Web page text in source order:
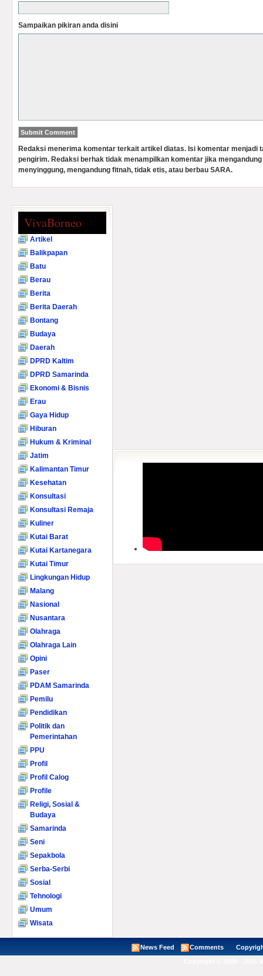
Sampaikan pikiran anda disini
Redaksi menerima komentar terkait artikel diatas. Isi komentar menjadi
pengirim. Redaksi berhak tidak menampilkan komentar jika
menyinggung, mengandung fitnah, tidak etis, atau berbau SARA.
VivaBorneo
Artikel
Balikpapan
Batu
Berau
Berita
Berita Daerah
Bontang
Budaya
Daerah
DPRD Kaltim
DPRD Samarinda
Ekonomi & Bisnis
Erau
Gaya Hidup
Hiburan
Hukum & Kriminal
Jatim
Kalimantan Timur
Kesehatan
Konsultasi
Konsultasi Remaja
Kuliner
Kutai Barat
Kutai Kartanegara
Kutai Timur
Lingkungan Hidup
Malang
Nasional
Nusantara
Olahraga
Olahraga Lain
Opini
Paser
PDAM Samarinda
Pemilu
Pendidikan
Politik dan
Pemerintahan
PPU
Profil
Profil Calog
Profile
Religi, Sosial &
Budaya
Samarinda
Seni
Sepakbola
Serba-Serbi
Sosial
Tehnologi
Umum
Wisata
News Feed Comments Copyright